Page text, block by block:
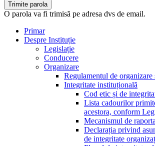
O parola va fi trimisă pe adresa dvs de email.
Primar
Despre Instituție
Legislație
Conducere
Organizare
Regulamentul de
Integritate instituțională
Cod etic și de
Lista cadourilor
acestora, conform
Mecanismul de
Declarația privind
de integritate